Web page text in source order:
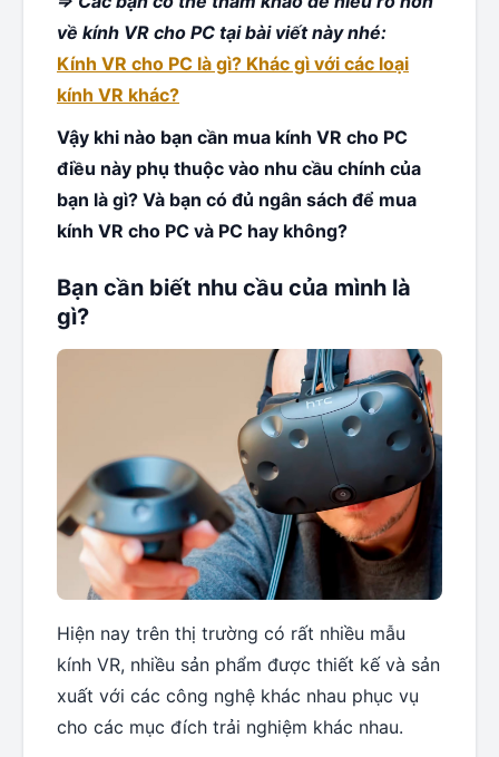
về kính VR cho PC tại bài viết này nhé:
Kính VR cho PC là gì? Khác gì với các loại
kính VR khác?
Vậy khi nào bạn cần mua kính VR cho PC
điều này phụ thuộc vào nhu cầu chính của
bạn là gì? Và bạn có đủ ngân sách để mua
kính VR cho PC và PC hay không?
Bạn cần biết nhu cầu của mình là
gì?
Hiện nay trên thị trường có rất nhiều mẫu
kính VR, nhiều sản phẩm được thiết kế và sản
xuất với các công nghệ khác nhau phục vụ
cho các mục đích trải nghiệm khác nhau.